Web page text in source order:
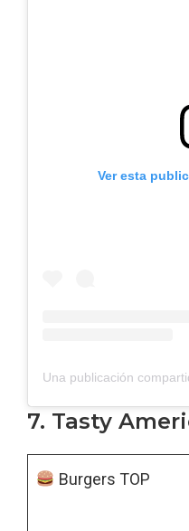
Ver esta
7. Tasty
Burgers TOP